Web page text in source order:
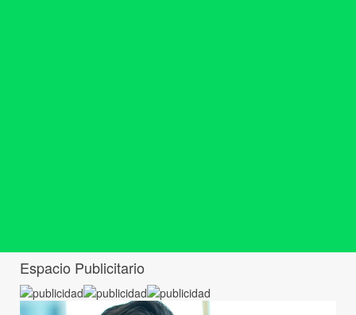
Espacio Publicitario